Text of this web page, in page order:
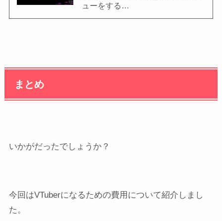
ューをする…
まとめ
いかがだったでしょうか？
今回はVTuberになるための費用について紹介しまし
た。